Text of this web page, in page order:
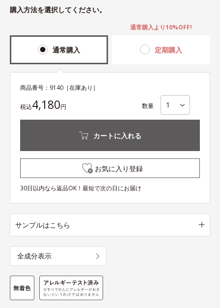
購入方法を選択してください。
通常購入 定期購入
通常購入より10%OFF!
商品番号： 9140 ［在庫あり］
税込4,180円 数量
カートに入れる
お気に入り登録
30日以内なら返品OK！最短で次の日にお届け
サンプルはこちら
全成分表示